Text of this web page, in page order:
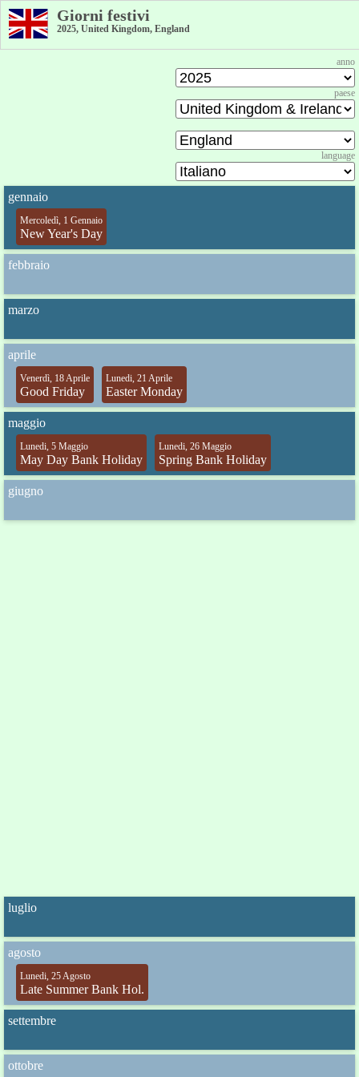
Giorni festivi
2025, United Kingdom, England
anno
paese
language
gennaio
Mercoledì, 1 Gennaio
New Year's Day
febbraio
marzo
aprile
Venerdì, 18 Aprile
Good Friday
Lunedi, 21 Aprile
Easter Monday
maggio
Lunedi, 5 Maggio
May Day Bank Holiday
Lunedi, 26 Maggio
Spring Bank Holiday
giugno
luglio
agosto
Lunedi, 25 Agosto
Late Summer Bank Hol.
settembre
ottobre